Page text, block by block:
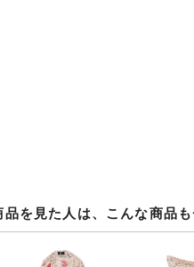
品を見た人は、こんな商品も